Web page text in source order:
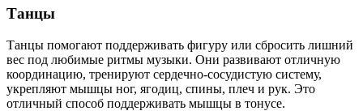
Танцы
Танцы помогают поддерживать фигуру или сбросить лишний
вес под любимые ритмы музыки. Они развивают отличную
координацию, тренируют сердечно-сосудистую систему,
укрепляют мышцы ног, ягодиц, спины, плеч и рук. Это
отличный способ поддерживать мышцы в тонусе.